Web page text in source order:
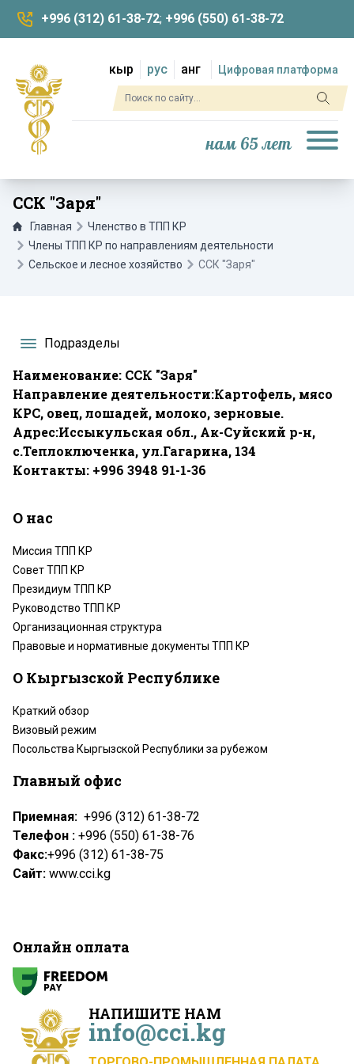
+996 (312) 61-38-72; +996 (550) 61-38-72
кыр рус анг Цифровая платформа
нам 65 лет
ССК "Заря"
Главная
Членство в ТПП КР
Члены ТПП КР по направлениям деятельности
Сельское и лесное хозяйство
ССК "Заря"
Подразделы
Наименование: ССК "Заря"
Направление деятельности:Картофель, мясо
КРС, овец, лошадей, молоко, зерновые.
Адрес:Иссыкульская обл., Ак-Суйский р-н,
с.Теплоключенка, ул.Гагарина, 134
Контакты: +996 3948 91-1-36
НАПИШИТЕ НАМ
info@cci.kg
О нас
Миссия ТПП КР
Совет ТПП КР
Президиум ТПП КР
Руководство ТПП КР
Организационная структура
Правовые и нормативные документы ТПП КР
О Кыргызской Республике
Краткий обзор
Визовый режим
Посольства Кыргызской Республики за рубежом
Главный офис
Приемная: +996 (312) 61-38-72
Телефон : +996 (550) 61-38-76
Факс:+996 (312) 61-38-75
Сайт: www.cci.kg
Онлайн оплата